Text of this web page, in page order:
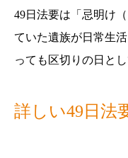
49日法要は 「忌明け
ていた遺族が日常生
っても区切りの日と
詳しい49日法